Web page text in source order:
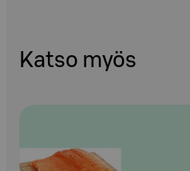
Katso myös